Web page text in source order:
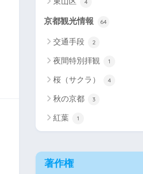
4
京都観光情報 64
交通手段 2
夜間特別拝観 1
桜（サクラ） 4
秋の京都 3
紅葉 1
著作権